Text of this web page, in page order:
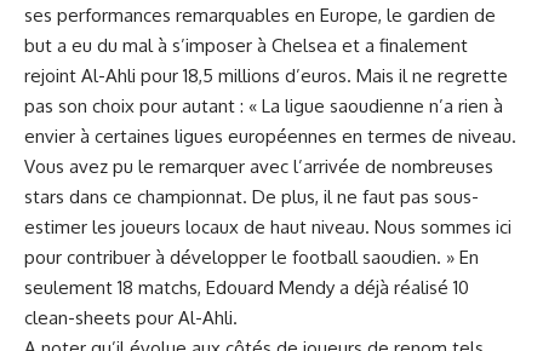
ses performances remarquables en Europe, le gardien de
‌but a eu du mal à s’imposer⁣ à Chelsea et‌ a finalement
rejoint ⁤Al-Ahli pour 18,5 millions d’euros. Mais il ne regrette
pas ⁣son choix pour autant⁢ : « La ‌ligue saoudienne n’a rien à
envier à certaines‌ ligues européennes en termes de ⁣niveau.
‌Vous⁤ avez⁤ pu le remarquer avec l’arrivée de nombreuses
stars dans ce championnat. De plus, il ne‍ faut ⁣pas sous-
estimer⁤ les joueurs ​locaux de ​haut niveau. Nous sommes ⁤ici
pour contribuer à développer le footballsaoudien. » En
seulement 18 matchs, Edouard Mendy a⁤ déjà réalisé 10
clean-sheets pour Al-Ahli.